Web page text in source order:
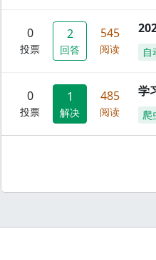
0
投票
2
回答
545
阅读 自
0
投票
1
解决
485
阅读
学
爬